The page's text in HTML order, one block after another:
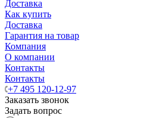
Доставка
Как купить
Доставка
Гарантия на товар
Компания
О компании
Контакты
Контакты
+7 495 120-12-97
Заказать звонок
Задать вопрос